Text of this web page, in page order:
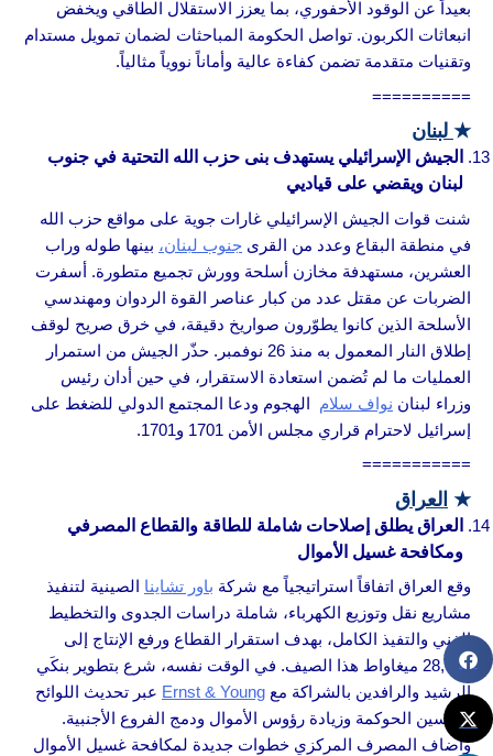
بعيداً عن الوقود الأحفوري، بما يعزز الاستقلال الطاقي ويخفض
انبعاثات الكربون. تواصل الحكومة المباحثات لضمان تمويل مستدام
وتقنيات متقدمة تضمن كفاءة عالية وأماناً نووياً مثالياً.
==========
★ لبنان
الجيش الإسرائيلي يستهدف بنى حزب الله التحتية في جنوب
لبنان ويقضي على قياديي
شنت قوات الجيش الإسرائيلي غارات جوية على مواقع حزب الله
في منطقة البقاع وعدد من القرى جنوب لبنان، بينها طوله وراب
العشرين، مستهدفة مخازن أسلحة وورش تجميع متطورة. أسفرت
الضربات عن مقتل عدد من كبار عناصر القوة الردوان ومهندسي
الأسلحة الذين كانوا يطوّرون صواريخ دقيقة، في خرق صريح لوقف
إطلاق النار المعمول به منذ 26 نوفمبر. حذّر الجيش من استمرار
العمليات ما لم تُضمن استعادة الاستقرار، في حين أدان رئيس
وزراء لبنان نواف سلام الهجوم ودعا المجتمع الدولي للضغط على
إسرائيل لاحترام قراري مجلس الأمن 1701 و1701.
===========
★ العراق
العراق يطلق إصلاحات شاملة للطاقة والقطاع المصرفي
ومكافحة غسيل الأموال
وقع العراق اتفاقاً استراتيجياً مع شركة باور تشاينا الصينية لتنفيذ
مشاريع نقل وتوزيع الكهرباء، شاملة دراسات الجدوى والتخطيط
الفني والتفيذ الكامل، بهدف استقرار القطاع ورفع الإنتاج إلى
28,000 ميغاواط هذا الصيف. في الوقت نفسه، شرع بتطوير بنكَي
الرشيد والرافدين بالشراكة مع Ernst & Young عبر تحديث اللوائح
وتحسين الحوكمة وزيادة رؤوس الأموال ودمج الفروع الأجنبية.
وأضاف المصرف المركزي خطوات جديدة لمكافحة غسيل الأموال